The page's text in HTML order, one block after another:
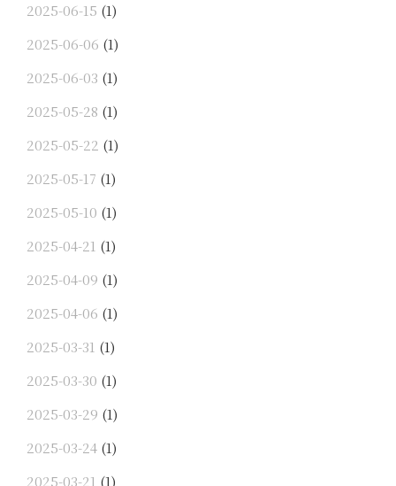
2025-06-15 (1)
2025-06-06 (1)
2025-06-03 (1)
2025-05-28 (1)
2025-05-22 (1)
2025-05-17 (1)
2025-05-10 (1)
2025-04-21 (1)
2025-04-09 (1)
2025-04-06 (1)
2025-03-31 (1)
2025-03-30 (1)
2025-03-29 (1)
2025-03-24 (1)
2025-03-21 (1)